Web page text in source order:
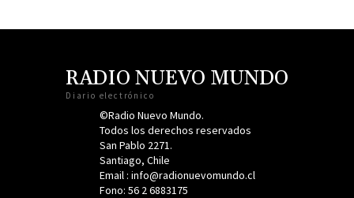
RADIO NUEVO MUNDO
Diario electrónico
©Radio Nuevo Mundo.
Todos los derechos reservados
San Pablo 2271.
Santiago, Chile
Email : info@radionuevomundo.cl
Fono: 56 2 6883175